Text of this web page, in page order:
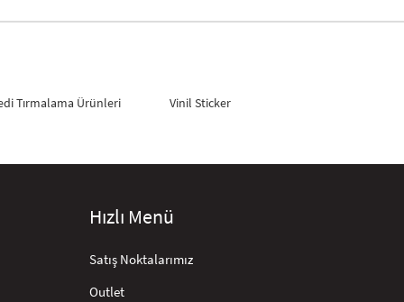
Tırmalama Ürünleri Vinil Sticker
Hızlı Menü
Satış Noktalarımız
Outlet